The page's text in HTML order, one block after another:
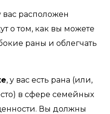
вас расположен
о том, как вы можете
раны и облегчать
, у вас есть рана (или,
в сфере семейных
Вы должны